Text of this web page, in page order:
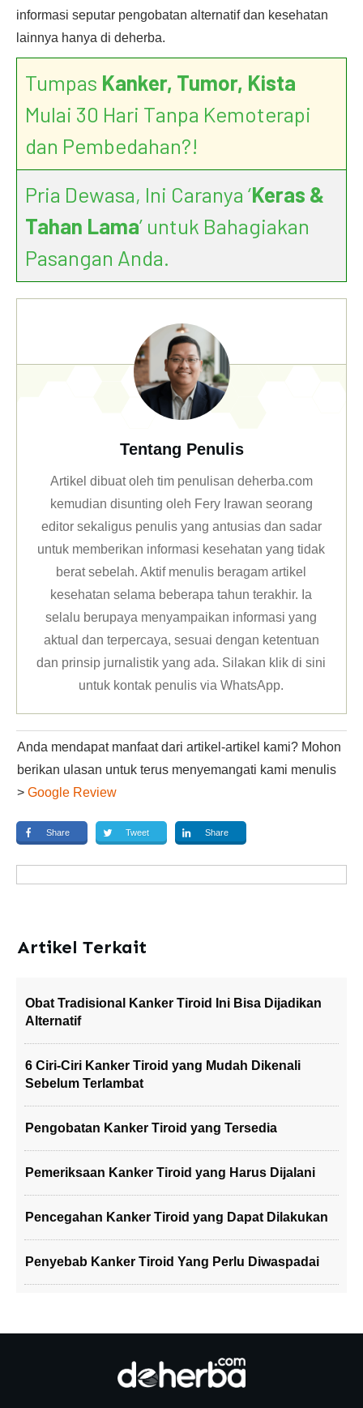
informasi seputar pengobatan alternatif dan kesehatan
lainnya hanya di deherba.
Tumpas Kanker, Tumor, Kista
Mulai 30 Hari Tanpa Kemoterapi
dan Pembedahan?!
Pria Dewasa, Ini Caranya ‘Keras &
Tahan Lama’ untuk Bahagiakan
Pasangan Anda.
Tentang Penulis
Artikel dibuat oleh tim penulisan deherba.com
kemudian disunting oleh Fery Irawan seorang
editor sekaligus penulis yang antusias dan sadar
untuk memberikan informasi kesehatan yang tidak
berat sebelah. Aktif menulis beragam artikel
kesehatan selama beberapa tahun terakhir. Ia
selalu berupaya menyampaikan informasi yang
aktual dan terpercaya, sesuai dengan ketentuan
dan prinsip jurnalistik yang ada. Silakan klikdi sini
untuk kontak penulis via WhatsApp.
Anda mendapat manfaat dari artikel-artikel kami? Mohon
berikan ulasan untuk terus menyemangati kami menulis
> Google Review
Share Tweet Share
Artikel Terkait
Obat Tradisional Kanker Tiroid Ini Bisa Dijadikan
Alternatif
6 Ciri-Ciri Kanker Tiroid yang Mudah Dikenali
Sebelum Terlambat
Pengobatan Kanker Tiroid yang Tersedia
Pemeriksaan Kanker Tiroid yang Harus Dijalani
Pencegahan Kanker Tiroid yang Dapat Dilakukan
Penyebab Kanker Tiroid Yang Perlu Diwaspadai